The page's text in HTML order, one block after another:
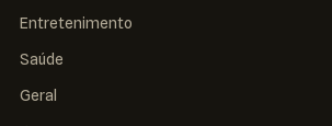
Entretenimento
Saúde
Geral